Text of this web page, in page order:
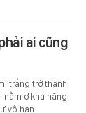
ai cũng
trắng trở thành
nằm ở khả năng
vô hạn.